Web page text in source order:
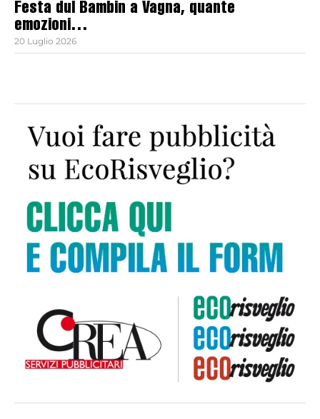
Festa dul Bambin a Vagna, quante
emozioni…
20 Luglio 2026